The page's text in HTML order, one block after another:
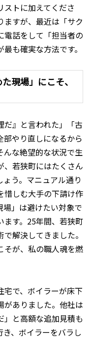
ストに加えてくださ
ますが、最近は「サク
電話をして「担当者の
も確実な方法です。
現場」にこそ、
だ』と言われた」「古
部やり直しになるから
な絶望的な状況で生
、若狭町にはたくさん
う。マニュアル通り
惜しむ大手の下請け作
」は避けたい対象で
ます。25年間、若狭町
解決してきました。
そが、私の職人魂を燃
で、ボイラーが床下
がありました。他社は
」と高額な追加見積も
、ボイラーをバラし